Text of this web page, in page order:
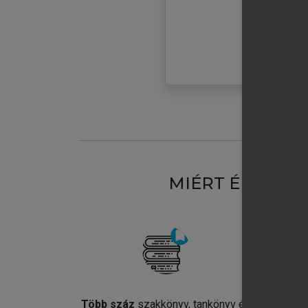
MIÉRT
Több száz szakkönyv, tankönyv és